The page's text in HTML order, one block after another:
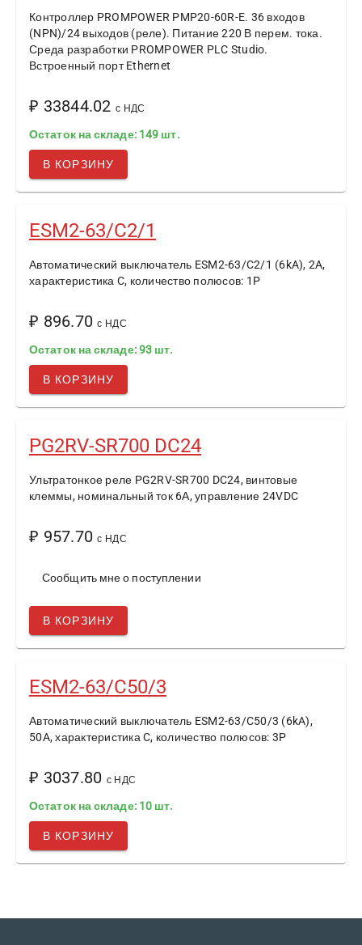
Контроллер PROMPOWER PMP20-60R-E. 36 входов
(NPN)/24 выходов (реле). Питание 220 В перем. тока.
Среда разработки PROMPOWER PLC Studio.
Встроенный порт Ethernet
₽ 33844.02 с НДС
Остаток на складе: 149 шт.
В КОРЗИНУ
ESM2-63/C2/1
Автоматический выключатель ESM2-63/C2/1 (6kA), 2A,
характеристика C, количество полюсов: 1P
₽ 896.70с НДС
Остаток на складе: 93 шт.
В КОРЗИНУ
PG2RV-SR700 DC24
Ультратонкое реле PG2RV-SR700 DC24, винтовые
клеммы, номинальный ток 6А, управление 24VDC
₽ 957.70с НДС
Сообщить мне о поступлении
В КОРЗИНУ
ESM2-63/C50/3
Автоматический выключатель ESM2-63/C50/3 (6kA),
50A, характеристика C, количество полюсов: 3P
₽ 3037.80 с НДС
Остаток на складе: 10 шт.
В КОРЗИНУ